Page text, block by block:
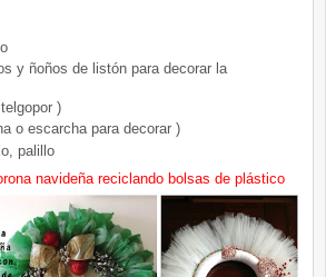
y ñoños de listón para decorar la
)
o escarcha para decorar )
palillo
navideña reciclando bolsas de plástico